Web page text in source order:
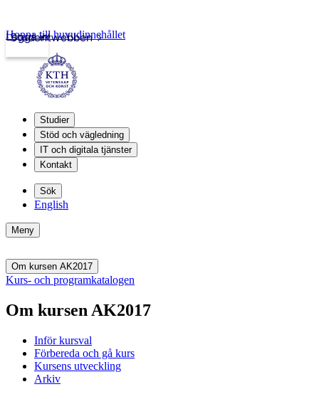
Studentwebben
Logga in
Hoppa till huvudinnehållet
Studier
Stöd och vägledning
IT och digitala tjänster
Kontakt
Sök
English
Meny
Om kursen AK2017
Kurs- och programkatalogen
Om kursen AK2017
Inför kursval
Förbereda och gå kurs
Kursens utveckling
Arkiv